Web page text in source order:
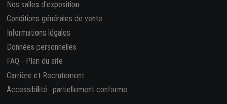
Nos salles d'exposition
Conditions générales de vente
Informations légales
Données personnelles
FAQ - Plan du site
Carrière et Recrutement
Accessibilité : partiellement conforme